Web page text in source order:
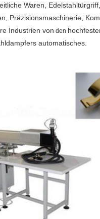
Waren,
Präzisionsmaschinerie,
Industrien von den
automatisches.